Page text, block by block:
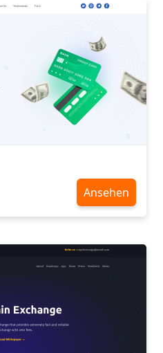
Ansehen